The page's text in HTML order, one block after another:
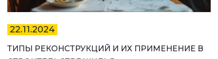
22.11.2024
ТИПЫ РЕКОНСТРУКЦИЙ И ИХ ПРИМЕНЕНИЕ В